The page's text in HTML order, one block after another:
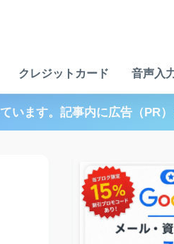
クレジットカード 音声入
ます。記事内に広告（PR）